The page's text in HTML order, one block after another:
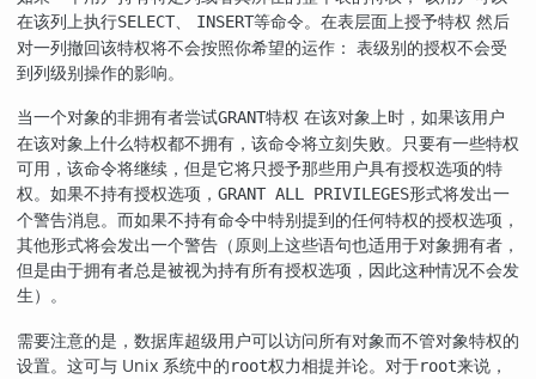
在该列上执行SELECT INSERT等命令。在表层面上授予特权 然后
对一列撤回该特权将不会按照你希望的运作： 表级别的授权不会受
到列级别操作的影响。
当一个对象的非拥有者尝试GRANT特权 在该对象上时，如果该用户
在该对象上什么特权都不拥有，该命令将立刻失败。只要有一些特权
可用，该命令将继续，但是它将只授予那些用户具有授权选项的特
权。如果不持有授权选项， GRANT ALL PRIVILEGES形式将发出一
个警告消息。而如果不持有命令中特别提到的任何特权的授权选项，
其他形式将会发出一个警告（原则上这些语句也适用于对象拥有者，
但是由于拥有者总是被视为持有所有授权选项，因此这种情况不会发
生）。
需要注意的是，数据库超级用户可以访问所有对象而不管对象特权的
设置。这可与 Unix 系统中的root权力相提并论。对于root来说，